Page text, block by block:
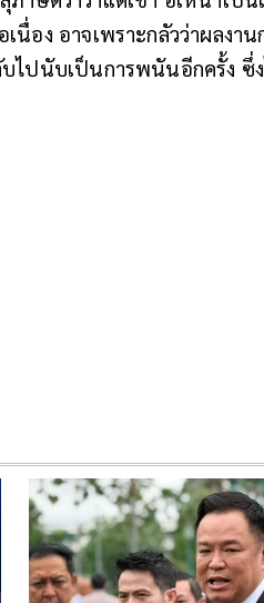
นื่อง อาจเพราะกลัวว่าผลงา
ไปนับเป็นการพนันอีกครั้ง ซึ่